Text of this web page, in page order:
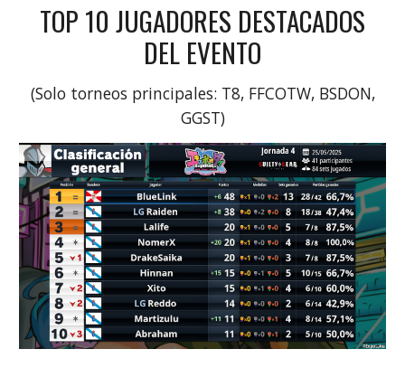
TOP 10 JUGADORES DESTACADOS
DEL EVENTO
(Solo torneos principales: T8, FFCOTW, BSDON,
GGST)